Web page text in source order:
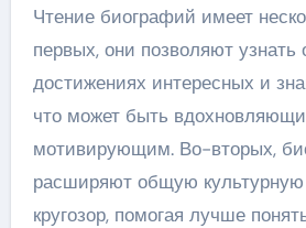
Чтение биографий имеет
первых, они позволяют узнать
достижениях интересных и
что может быть
мотивирующим. Во-вторых,
расширяют общую
кругозор, помогая лучше